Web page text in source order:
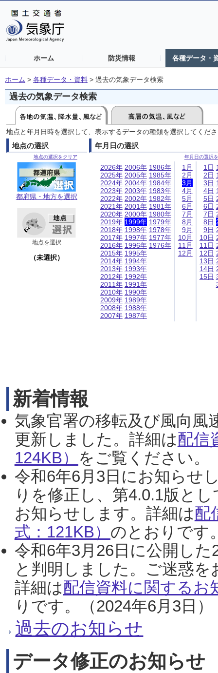
ホーム 防災情報 各種データ・
ホーム > 各種データ・資料 > 過去の気象データ検索
過去の気象データ検索
地点と年月日時を選択して、表示するデータの種類を選択してくだ
地点の選択
地点の選択をクリア
都府県・地方を選択
地点を選択
（未選択）
年月日の選択
年月日の選択
2026年
2025年
2024年
2023年
2022年
2021年
2020年
2019年
2018年
2017年
2016年
2015年
2014年
2013年
2012年
2011年
2010年
2009年
2008年
2007年
2006年
2005年
2004年
2003年
2002年
2001年
2000年
1999年
1998年
1997年
1996年
1995年
1994年
1993年
1992年
1991年
1990年
1989年
1988年
1987年
1986年
1985年
1984年
1983年
1982年
1981年
1980年
1979年
1978年
1977年
1976年
1月
2月
3月
4月
5月
6月
7月
8月
9月
10月
11月
12月
1日
2日
3日
4日
5日
6日
7日
8日
9日
10日
11日
12日
13日
14日
15日
新着情報
気象官署の移転及び風向風
更新しました。詳細は配信
124KB） をご覧ください。
令和6年6月3日にお知らせ
りを修正し、第4.0.1版と
お知らせします。詳細は配
式：121KB） のとおりです
令和6年3月26日に公開し
と判明しました。ご迷惑
詳細は配信資料に関するお
りです。（2024年6月3日）
過去のお知らせ
データ修正のお知らせ